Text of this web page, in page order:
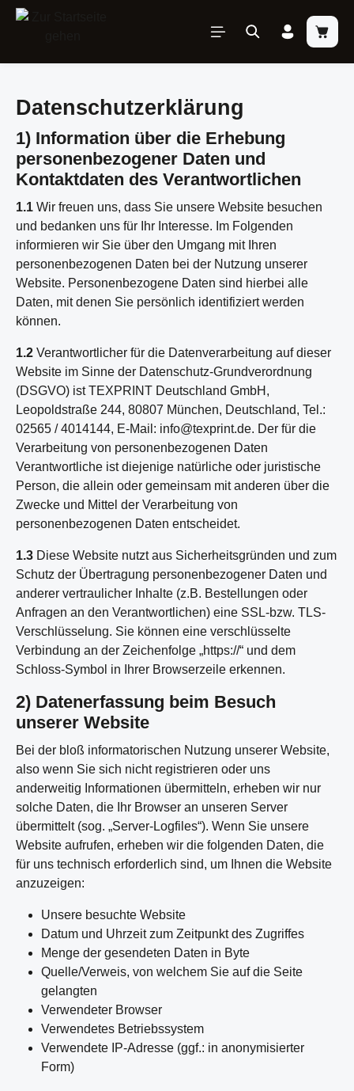
springen
Datenschutzerklärung
1) Information über die Erhebung
personenbezogener Daten und
Kontaktdaten des Verantwortlichen
1.1 Wir freuen uns, dass Sie unsere Website besuchen
und bedanken uns für Ihr Interesse. Im Folgenden
informieren wir Sie über den Umgang mit Ihren
personenbezogenen Daten bei der Nutzung unserer
Website. Personenbezogene Daten sind hierbei alle
Daten, mit denen Sie persönlich identifiziert werden
können.
1.2 Verantwortlicher für die Datenverarbeitung auf dieser
Website im Sinne der Datenschutz-Grundverordnung
(DSGVO) ist TEXPRINT Deutschland GmbH,
Leopoldstraße 244, 80807 München, Deutschland, Tel.:
02565 / 4014144, E-Mail: info@texprint.de. Der für die
Verarbeitung von personenbezogenen Daten
Verantwortliche ist diejenige natürliche oder juristische
Person, die allein oder gemeinsam mit anderen über die
Zwecke und Mittel der Verarbeitung von
personenbezogenen Daten entscheidet.
1.3 Diese Website nutzt aus Sicherheitsgründen und zum
Schutz der Übertragung personenbezogener Daten und
anderer vertraulicher Inhalte (z.B. Bestellungen oder
Anfragen an den Verantwortlichen) eine SSL-bzw. TLS-
Verschlüsselung. Sie können eine verschlüsselte
Verbindung an der Zeichenfolge „https://“ und dem
Schloss-Symbol in Ihrer Browserzeile erkennen.
2) Datenerfassung beim Besuch
unserer Website
Bei der bloß informatorischen Nutzung unserer Website,
also wenn Sie sich nicht registrieren oder uns
anderweitig Informationen übermitteln, erheben wir nur
solche Daten, die Ihr Browser an unseren Server
übermittelt (sog. „Server-Logfiles“). Wenn Sie unsere
Website aufrufen, erheben wir die folgenden Daten, die
für uns technisch erforderlich sind, um Ihnen die Website
anzuzeigen:
Unsere besuchte Website
Datum und Uhrzeit zum Zeitpunkt des Zugriffes
Menge der gesendeten Daten in Byte
Quelle/Verweis, von welchem Sie auf die Seite
gelangten
Verwendeter Browser
Verwendetes Betriebssystem
Verwendete IP-Adresse (ggf.: in anonymisierter
Form)